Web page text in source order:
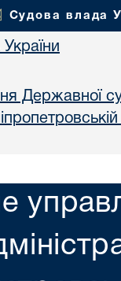
Судова влада
України
Державної